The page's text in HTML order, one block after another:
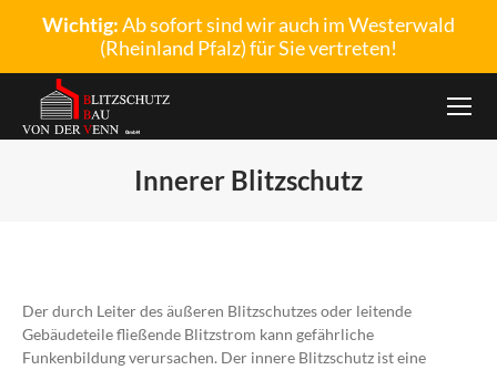
Wichtig:Ab sofort sind wir auch im Westerwald
(Rheinland Pfalz) für Sie vertreten!
Innerer Blitzschutz
Der durch Leiter des äußeren Blitzschutzes oder leitende
Gebäudeteile fließende Blitzstrom kann gefährliche
Funkenbildung verursachen. Der innere Blitzschutz ist eine